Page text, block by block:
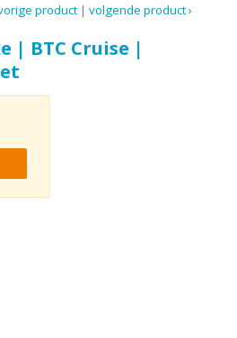
volgende product ›
|
product
| BTC Cruise |